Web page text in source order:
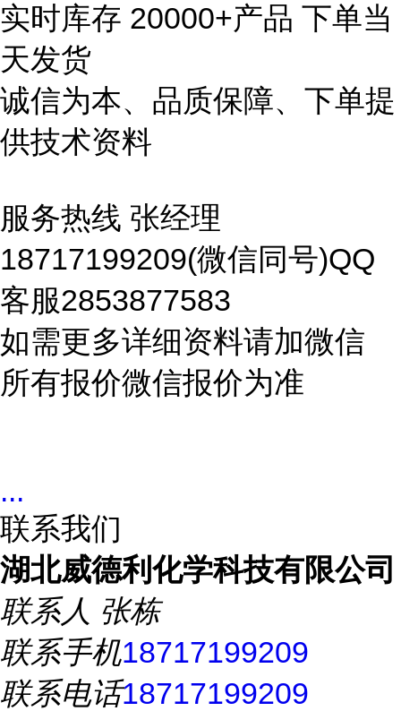
实时库存 20000+产品 下单当
天发货
诚信为本、品质保障、下单提
供技术资料
服务热线 张经理
18717199209(微信同号)QQ
客服2853877583
如需更多详细资料请加微信
所有报价微信报价为准
...
联系我们
湖北威德利化学科技有限公司
联系人 张栋
联系手机18717199209
联系电话18717199209